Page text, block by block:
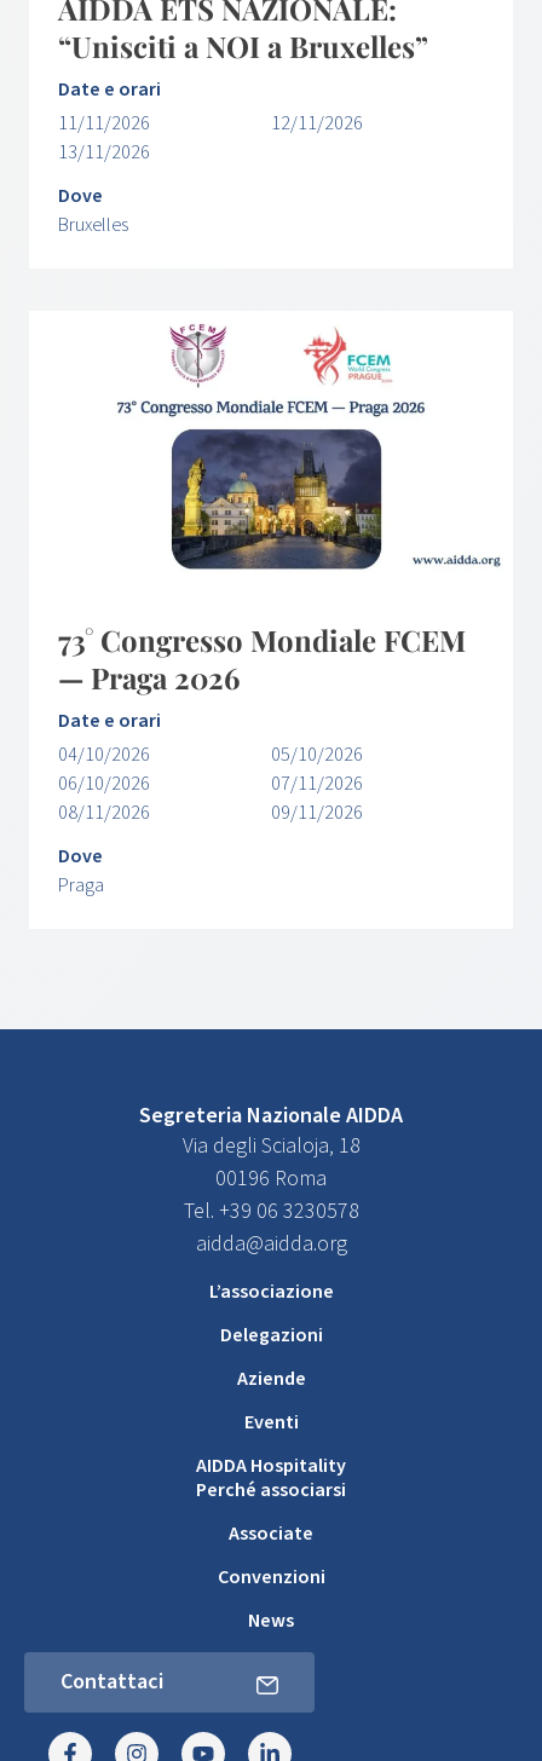
AIDDA ETS NAZIONALE:
“Unisciti a NOI a Bruxelles”
Date e orari
11/11/2026
12/11/2026
13/11/2026
Dove
Bruxelles
73° Congresso Mondiale FCEM
— Praga 2026
Date e orari
04/10/2026
05/10/2026
06/10/2026
07/11/2026
08/11/2026
09/11/2026
Dove
Praga
Segreteria Nazionale AIDDA
Via degli Scialoja, 18
00196 Roma
Tel. +39 06 3230578
aidda@aidda.org
L’associazione
Delegazioni
Aziende
Eventi
AIDDA Hospitality
Perché associarsi
Associate
Convenzioni
News
Contattaci